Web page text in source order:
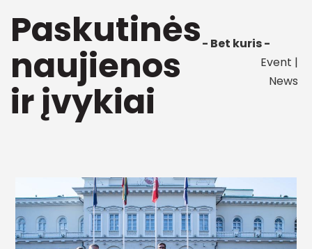
Paskutinės
naujienos
ir įvykiai
- Bet kuris -
Event |
News